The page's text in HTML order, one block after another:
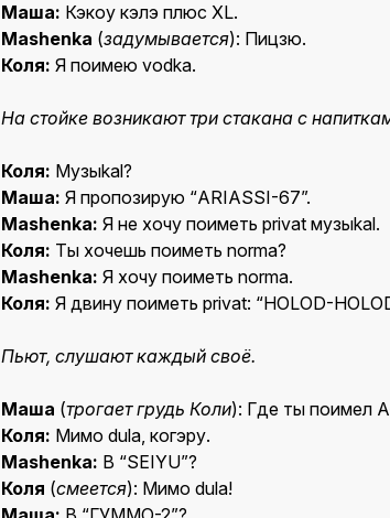
Маша: Кэкоу кэлэ плюс XL.
Mashenka (задумывается): Пицзю.
Коля: Я поимею vodka.
На стойке возникают три стакана с
Коля: Музыkal?
Маша: Я пропозирую “ARIASSI-67”.
Mashenka: Я не хочу поиметь privat музыkal.
Коля: Ты хочешь поиметь norma?
Mashenka: Я хочу поиметь norma.
Коля: Я двину поиметь privat: “HOLOD-
Пьют, слушают каждый своё.
Маша (трогает грудь Коли): Где ты поимел
Коля: Мимо dula, когэру.
Mashenka: В “SEIYU”?
Коля (смеется): Мимо dula!